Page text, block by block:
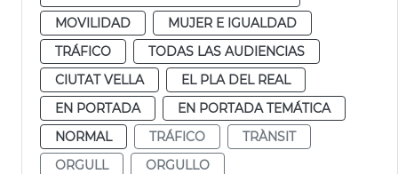
MOVILIDAD
MUJER E IGUALDAD
TRÁFICO
TODAS LAS AUDIENCIAS
CIUTAT VELLA
EL PLA DEL REAL
EN PORTADA
EN PORTADA TEMÁTICA
NORMAL
TRÁFICO
TRÀNSIT
ORGULL
ORGULLO